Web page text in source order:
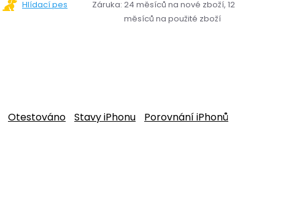
Hlídací pes
Záruka: 24 měsíců na nové zboží, 12
měsíců na použité zboží
Otestováno Stavy iPhonu Porovnání iPhonů